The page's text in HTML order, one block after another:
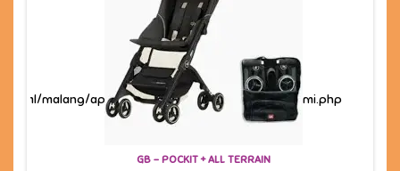
malang/application/views/home/tentang_kami.php
GB - POCKIT + ALL TERRAIN